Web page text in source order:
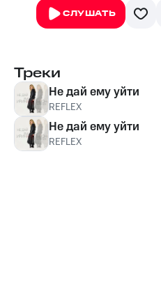
СЛУШАТЬ
Треки
Не дай ему уйти
REFLEX
Не дай ему уйти
REFLEX